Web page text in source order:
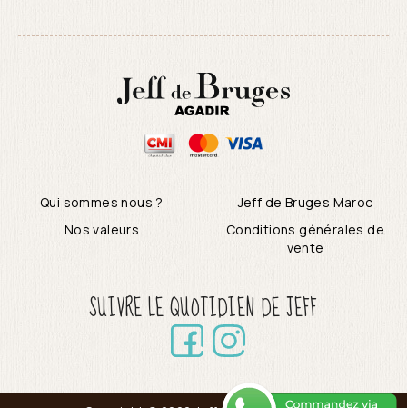
Qui sommes nous ?
Jeff de Bruges Maroc
Nos valeurs
Conditions générales de
vente
SUIVRE LE QUOTIDIEN DE JEFF